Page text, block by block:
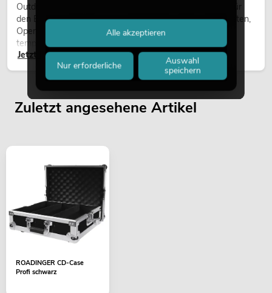
Outdoor Moving-Heads sind bewegliche Scheinwerfer für
den Einsatz im Freien. Sie werden bei Festivals, Stadtfesten,
Open-Air-Konzerten, Architekturinszenierungen und
temporären Außeninstallationen eingesetzt.
Jetzt lesen
Zuletzt angesehene Artikel
ROADINGER CD-Case
Profi schwarz
Nur erforderliche
Auswahl
speichern
Alle akzeptieren